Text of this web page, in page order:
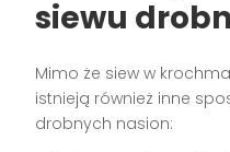
siewu
Mimo że siew w
istnieją również inne
drobnych nasion: